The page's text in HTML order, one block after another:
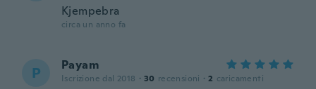
Kjempebra
circa un anno fa
P Payam
Iscrizione dal 2018 · 30 recensioni · 2 caricamenti